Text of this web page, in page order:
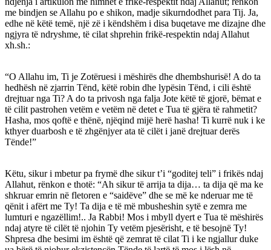
me bindjen se Allahu po e shikon, madje sikurndodhet para Tij. Ja,
edhe në këtë temë, një zë i këndshëm i disa buqetave me dizajne dhe
ngjyra të ndryshme, të cilat shprehin frikë-respektin ndaj Allahut
xh.sh.:
“O Allahu im, Ti je Zotëruesi i mëshirës dhe dhembshurisë! A do ta
hedhësh në zjarrin Tënd, këtë robin dhe lypësin Tënd, i cili është
drejtuar nga Ti? A do ta privosh nga falja Jote këtë të gjorë, bëmat e
të cilit pastrohen vetëm e vetëm në detet e Tua të gjëra të rahmetit?
Hasha, mos qoftë e thënë, njëqind mijë herë hasha! Ti kurrë nuk i ke
kthyer duarbosh e të zhgënjyer ata të cilët i janë drejtuar derës
Tënde!”
Këtu, sikur i mbetur pa frymë dhe sikur t’i “goditej teli” i frikës ndaj
Allahut, rënkon e thotë: “Ah sikur të arrija ta dija… ta dija që ma ke
shkruar emrin në fletoren e “saidëve” dhe se më ke nderuar me të
qënit i afërt me Ty! Ta dija e të më mbusheshin sytë e zemra me
lumturi e ngazëllim!.. Ja Rabbi! Mos i mbyll dyert e Tua të mëshirës
ndaj atyre të cilët të njohin Ty vetëm pjesërisht, e të besojnë Ty!
Shpresa dhe besimi im është që zemrat të cilat Ti i ke ngjallur duke